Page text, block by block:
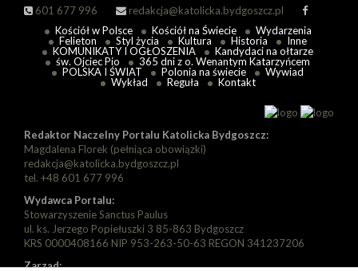
601 677 996
redakcja@katolicka.bydgoszcz.pl
Kościół w Polsce Kościół na Świecie
Wydarzenia
Felieton
Styl życia Kultura Historia
Inne
KOMUNIKATY I OGŁOSZENIA
Kandydaci na ołtarze
św. Ojciec Pio
365 dni z o. Wenantym Katarzyńcem
POLSKA I ŚWIAT
Polonia na świecie
Wywiad
Wykład
Reguła Kontakt
Redaktor Naczelny Portalu Katolicka Bydgoszcz:
Magdalena Florek (pełniąca obowiązki)
redakcja@katolicka.bydgoszcz.pl
tel. +48 601 677 996
Wydawca Portalu:
Stowarzyszenie Sanctus Paulus
ul. ks. Jerzego Popiełuszki 3 85-863 Bydgoszcz
KRS 0000408166 NIP 953-263-50-63 REGON 341237206
Zarząd: